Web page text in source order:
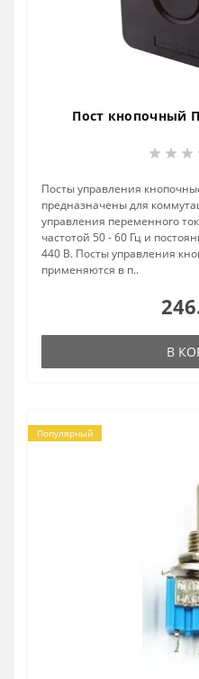
Пост кнопочный
Посты управления
предназначены для
управления переменного
частотой 50 - 60 Гц и
440 В. Посты управления
применяются в п..
В
Популярный